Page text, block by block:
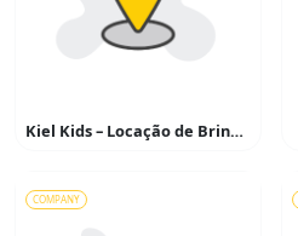
Kiel Kids – Locação de Brinquedos
COMPANY